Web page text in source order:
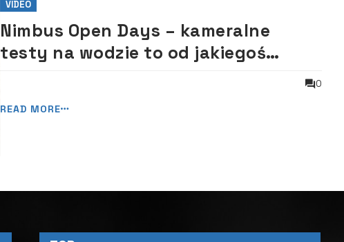
VIDEO
Nimbus Open Days – kameralne
testy na wodzie to od jakiegoś
0
READ MORE